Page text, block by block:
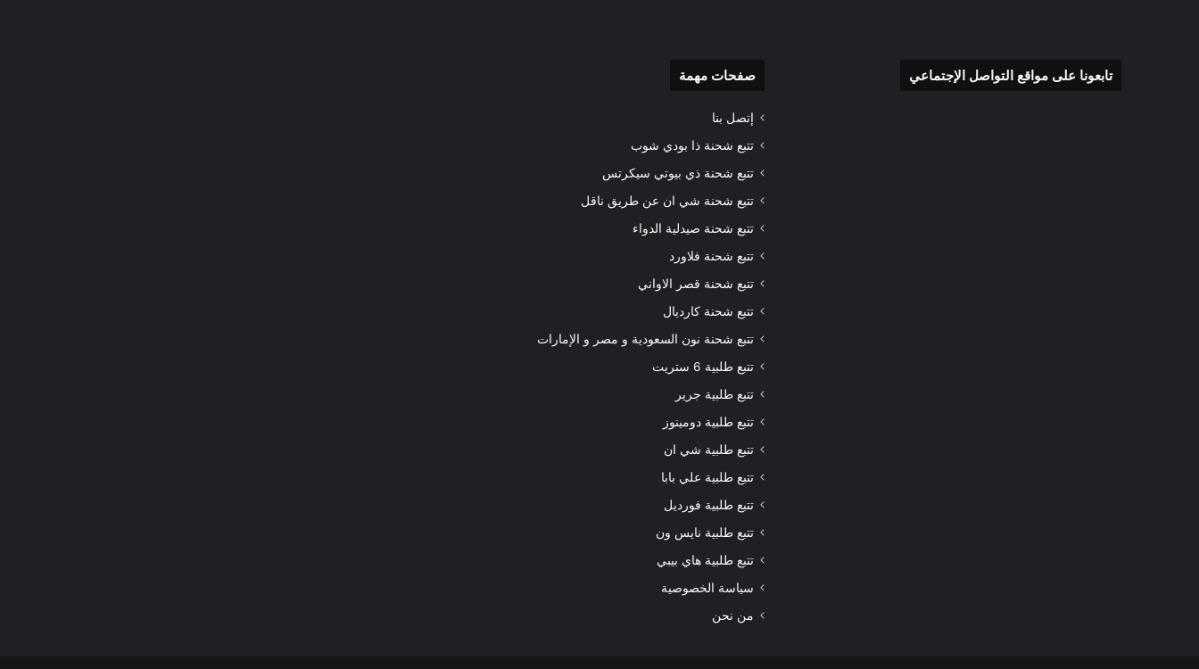
تابعونا على مواقع التواصل الإجتماعي صفحات مهمة
إتصل بنا
تتبع شحنة ذا بودي شوب
تتبع شحنة ذي بيوتي سيكرتس
تتبع شحنة شي ان عن طريق ناقل
تتبع شحنة صيدلية الدواء
تتبع شحنة فلاورد
تتبع شحنة قصر الاواني
تتبع شحنة كارديال
تتبع شحنة نون السعودية و مصر و الإمارات
تتبع طلبية 6 ستريت
تتبع طلبية جرير
تتبع طلبية دومينوز
تتبع طلبية شي ان
تتبع طلبية علي بابا
تتبع طلبية فورديل
تتبع طلبية نايس ون
تتبع طلبية هاي بيبي
سياسة الخصوصية
من نحن